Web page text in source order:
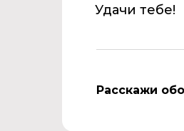
Удачи тебе!
Расскажи